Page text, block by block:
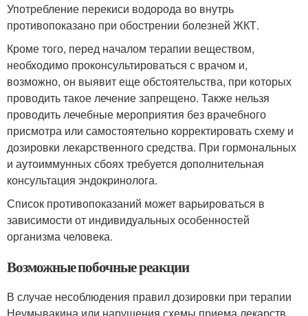
Употребление перекиси водорода во внутрь
противопоказано при обострении болезней ЖКТ.
Кроме того, перед началом терапии веществом,
необходимо проконсультироваться с врачом и,
возможно, он выявит еще обстоятельства, при которых
проводить такое лечение запрещено. Также нельзя
проводить лечебные мероприятия без врачебного
присмотра или самостоятельно корректировать схему и
дозировки лекарственного средства. При гормональных
и аутоиммунных сбоях требуется дополнительная
консультация эндокринолога.
Список противопоказаний может варьироваться в
зависимости от индивидуальных особенностей
организма человека.
Возможные побочные реакции
В случае несоблюдения правил дозировки при терапии